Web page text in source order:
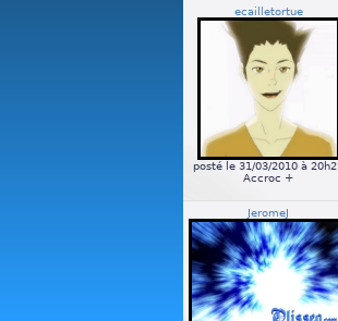
ecailletortue
posté le 31/03/2010 à
Accroc +
JeromeJ